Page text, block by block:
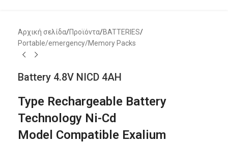
Αρχική σελίδα/Προϊόντα/BATTERIES/
Portable/emergency/Memory Packs
Battery 4.8V NICD 4AH
Type Rechargeable Battery
Technology Ni-Cd
Model Compatible Exalium